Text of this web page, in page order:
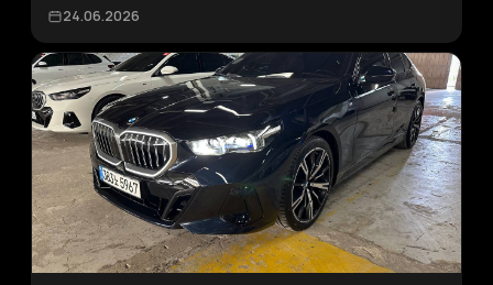
24.06.2026